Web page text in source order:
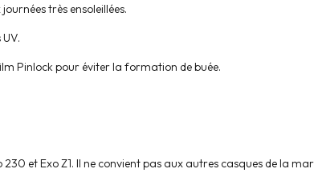
très ensoleillées.
Pinlock pour éviter la formation de buée.
et Exo Z1. Il ne convient pas aux autres casques de la